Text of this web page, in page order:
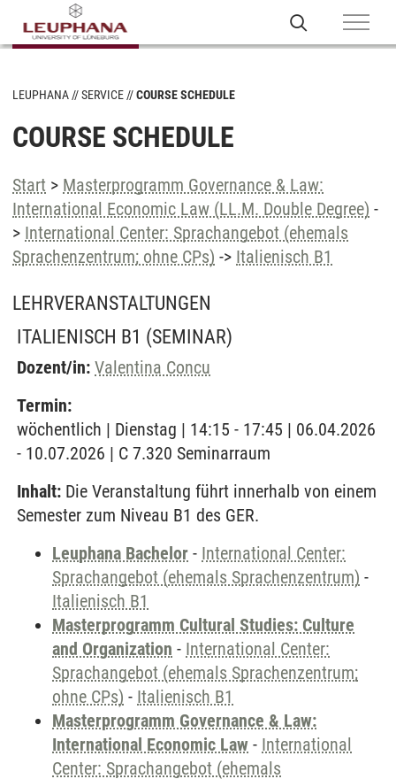
LEUPHANA SERVICE COURSE SCHEDULE
COURSE SCHEDULE
Start > Masterprogramm Governance & Law:
International Economic Law (LL.M. Double Degree) -
> International Center: Sprachangebot (ehemals
Sprachenzentrum; ohne CPs) -> Italienisch B1
LEHRVERANSTALTUNGEN
ITALIENISCH B1 (SEMINAR)
Dozent/in: Valentina Concu
Termin:
wöchentlich | Dienstag | 14:15 - 17:45 | 06.04.2026
- 10.07.2026 | C 7.320 Seminarraum
Inhalt: Die Veranstaltung führt innerhalb von einem
Semester zum Niveau B1 des GER.
Leuphana Bachelor - International Center:
Sprachangebot (ehemals Sprachenzentrum) -
Italienisch B1
Masterprogramm Cultural Studies: Culture
and Organization - International Center:
Sprachangebot (ehemals Sprachenzentrum;
ohne CPs) - Italienisch B1
Masterprogramm Governance & Law:
International Economic Law - International
Center: Sprachangebot (ehemals